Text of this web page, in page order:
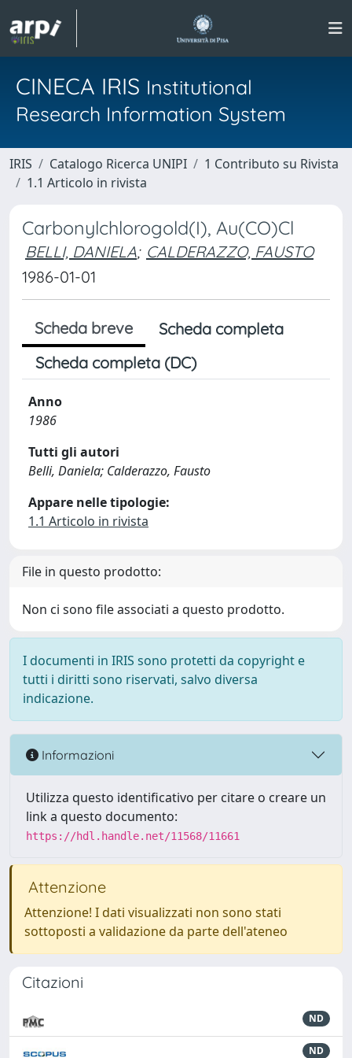
CINECA IRIS Institutional
Research Information System
IRIS Catalogo Ricerca UNIPI
1 Contributo su Rivista
1.1 Articolo in rivista
Carbonylchlorogold(I), Au(CO)Cl
BELLI, DANIELA; CALDERAZZO, FAUSTO
1986-01-01
Scheda breve
Scheda completa
Scheda completa (DC)
Anno
1986
Tutti gli autori
Belli, Daniela; Calderazzo, Fausto
Appare nelle tipologie:
1.1 Articolo in rivista
File in questo prodotto:
Non ci sono file associati a questo prodotto.
I documenti in IRIS sono protetti da copyright e
tutti i diritti sono riservati, salvo diversa
indicazione.
Informazioni
Utilizza questo identificativo per citare o creare un
link a questo documento:
https://hdl.handle.net/11568/11661
Attenzione
Attenzione! I dati visualizzati non sono stati
sottoposti a validazione da parte dell'ateneo
Citazioni
ND
ND